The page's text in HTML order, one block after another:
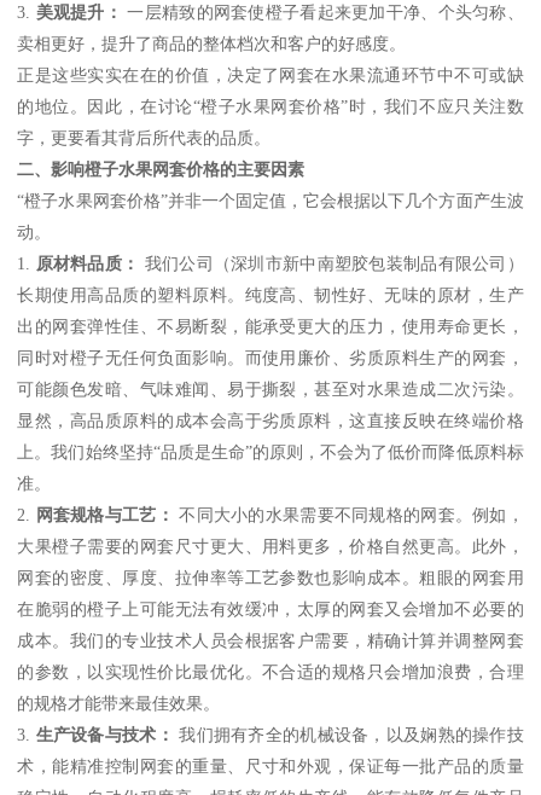
3. 美观提升： 一层精致的网套使橙子看起来更加干净、个头匀称、
卖相更好，提升了商品的整体档次和客户的好感度。
正是这些实实在在的价值，决定了网套在水果流通环节中不可或缺
的地位。因此，在讨论“橙子水果网套价格”时，我们不应只关注数
字，更要看其背后所代表的品质。
二、影响橙子水果网套价格的主要因素
“橙子水果网套价格”并非一个固定值，它会根据以下几个方面产生波
动。
1.
原材料品质：
我们公司（深圳市新中南塑胶包装制品有限公司）
长期使用高品质的塑料原料。纯度高、韧性好、无味的原材，生产
出的网套弹性佳、不易断裂，能承受更大的压力，使用寿命更长，
同时对橙子无任何负面影响。而使用廉价、劣质原料生产的网套，
可能颜色发暗、气味难闻、易于撕裂，甚至对水果造成二次污染。
显然，高品质原料的成本会高于劣质原料，这直接反映在终端价格
上。我们始终坚持“品质是生命”的原则，不会为了低价而降低原料标
准。
2.
网套规格与工艺： 不同大小的水果需要不同规格的网套。例如，
大果橙子需要的网套尺寸更大、用料更多，价格自然更高。此外，
网套的密度、厚度、拉伸率等工艺参数也影响成本。粗眼的网套用
在脆弱的橙子上可能无法有效缓冲，太厚的网套又会增加不必要的
成本。我们的专业技术人员会根据客户需要，精确计算并调整网套
的参数，以实现性价比最优化。不合适的规格只会增加浪费，合理
的规格才能带来最佳效果。
3. 生产设备与技术： 我们拥有齐全的机械设备，以及娴熟的操作技
术，能精准控制网套的重量、尺寸和外观，保证每一批产品的质量